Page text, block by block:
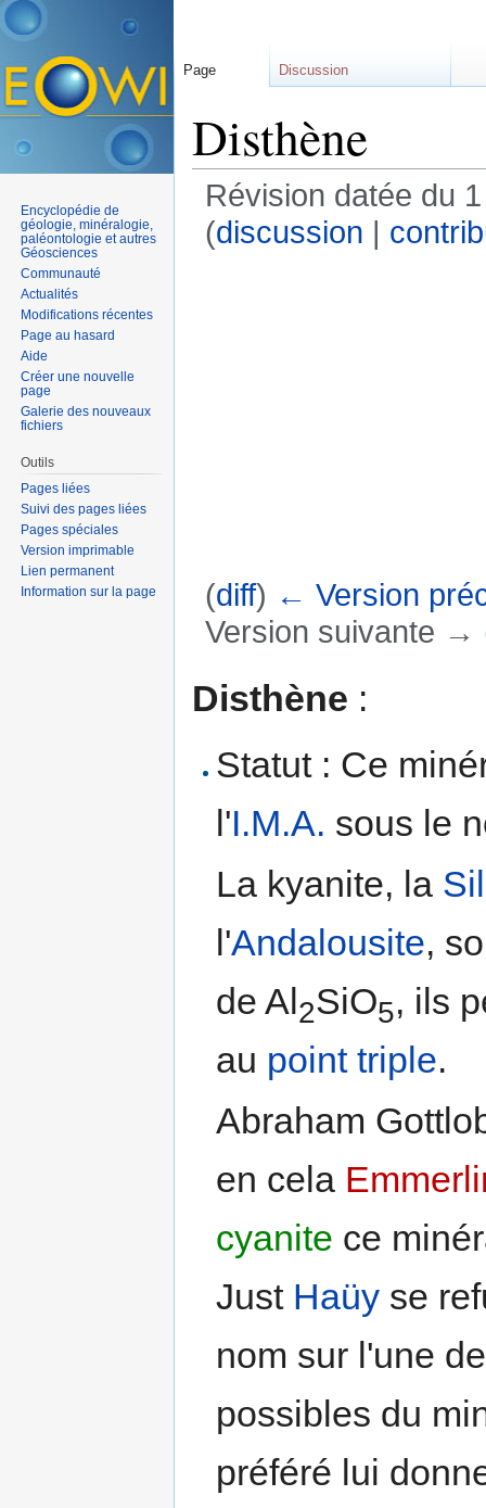
Disthène
Révision datée du
(discussion |
(diff) ← Version
Version suivante →
Disthène :
Statut : Ce
l'I.M.A. sous le
La kyanite, la
l'Andalousite,
de Al 2SiO5, ils
au point triple.
Abraham
en cela
cyanite ce
Just Haüy se
nom sur l'une
possibles du
préféré lui
Page Discussion
Encyclopédie de
géologie, minéralogie,
paléontologie et autres
Géosciences
Communauté
Actualités
Modifications récentes
Page au hasard
Aide
Créer une nouvelle
page
Galerie des nouveaux
fichiers
Outils
Pages liées
Suivi des pages liées
Pages spéciales
Version imprimable
Lien permanent
Information sur la page